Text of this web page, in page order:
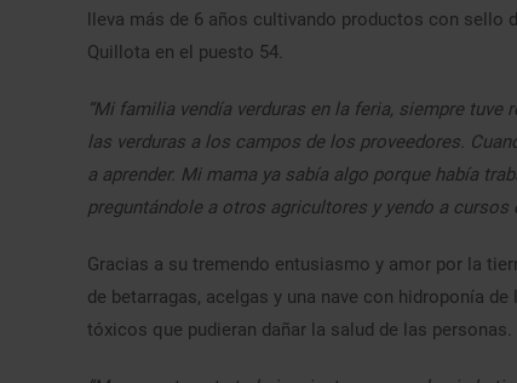
lleva más de 6 años cultivando productos con sello
Quillota en el puesto 54.
“Mi familia vendía verduras en la feria, siempre
las verduras a los campos de los proveedores.
a aprender. Mi mama ya sabía algo porque había
preguntándole a otros agricultores y yendo a
Gracias a su tremendo entusiasmo y amor por la
de betarragas, acelgas y una nave con hidroponía
tóxicos que pudieran dañar la salud de las personas.